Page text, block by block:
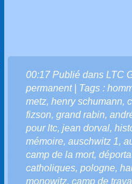
00:17 Publié dans LTC
permanent| Tags :
metz, henry schumann,
fizson, grand rabin,
pour ltc, jean dorval,
mémoire, auschwitz 1,
camp de la mort,
catholiques, pologne,
monowitz, camp de